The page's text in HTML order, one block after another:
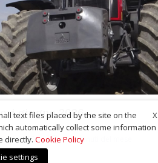
giugno 2026
2026 I contenuti del mese
X
text files placed by the site on the
automatically collect some information
directly. Cookie Policy
settings